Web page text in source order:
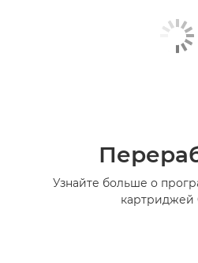
Узнайте больше о
картриджей